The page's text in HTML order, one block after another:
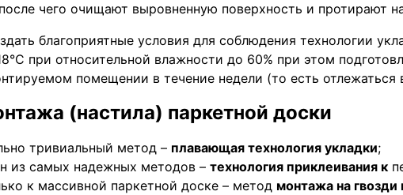
чего очищают выровненную поверхность и протирают
благоприятные условия для соблюдения технологии
при относительной влажности до 60% при этом
помещении в течение недели (то есть отлежаться
(настила) паркетной доски
тривиальный метод – плавающая технология укладки;
из самых надежных методов – технология приклеивания к
к массивной паркетной доске – метод монтажа на